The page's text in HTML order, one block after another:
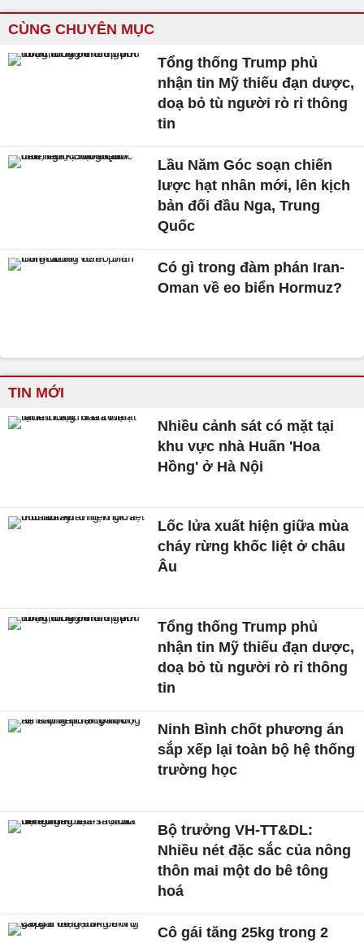
CÙNG CHUYÊN MỤC
Tổng thống Trump phủ
nhận tin Mỹ thiếu đạn dược,
doạ bỏ tù người rò rỉ thông
tin
Lầu Năm Góc soạn chiến
lược hạt nhân mới, lên kịch
bản đối đầu Nga, Trung
Quốc
Có gì trong đàm phán Iran-
Oman về eo biển Hormuz?
TIN MỚI
Nhiều cảnh sát có mặt tại
khu vực nhà Huấn 'Hoa
Hồng' ở Hà Nội
Lốc lửa xuất hiện giữa mùa
cháy rừng khốc liệt ở châu
Âu
Tổng thống Trump phủ
nhận tin Mỹ thiếu đạn dược,
doạ bỏ tù người rò rỉ thông
tin
Ninh Bình chốt phương án
sắp xếp lại toàn bộ hệ thống
trường học
Bộ trưởng VH-TT&DL:
Nhiều nét đặc sắc của nông
thôn mai một do bê tông
hoá
Cô gái tăng 25kg trong 2